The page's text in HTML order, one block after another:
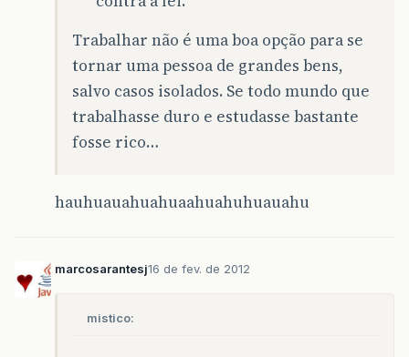
Trabalhar não é uma boa opção para se
tornar uma pessoa de grandes bens,
salvo casos isolados. Se todo mundo que
trabalhasse duro e estudasse bastante
fosse rico…
hauhuauahuahuaahuahuhuauahu
marcosarantesj16 de fev. de 2012
mistico: